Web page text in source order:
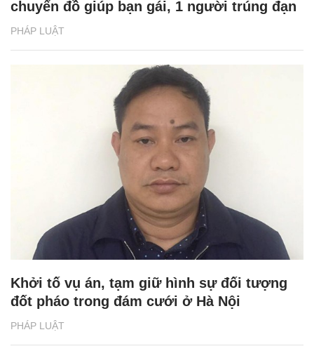
PHÁP LUẬT
chuyển đồ giúp bạn gái, 1 người trúng đạn
PHÁP LUẬT
Khởi tố vụ án, tạm giữ hình sự đối tượng
đốt pháo trong đám cưới ở Hà Nội